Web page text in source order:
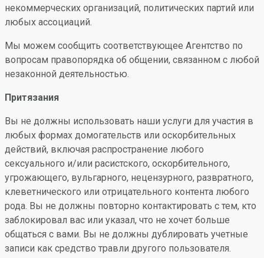
некоммерческих организаций, политических партий или
любых ассоциаций.
Мы можем сообщить соответствующее Агентство по
вопросам правопорядка об общении, связанном с любой
незаконной деятельностью.
Притязания
Вы не должны использовать наши услуги для участия в
любых формах домогательств или оскорбительных
действий, включая распространение любого
сексуального и/или расистского, оскорбительного,
угрожающего, вульгарного, нецензурного, развратного,
клеветнического или отрицательного контента любого
рода. Вы не должны повторно контактировать с тем, кто
заблокировал вас или указал, что не хочет больше
общаться с вами. Вы не должны дублировать учетные
записи как средство травли другого пользователя.